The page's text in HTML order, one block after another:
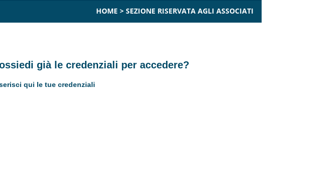
HOME > SEZIONE RISERVATA AGLI ASSOCIATI
già le credenziali per accedere?
qui le tue credenziali